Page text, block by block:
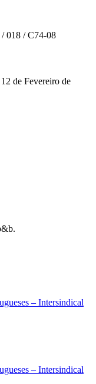
018 / C74-08
de Fevereiro de
– Intersindical
– Intersindical